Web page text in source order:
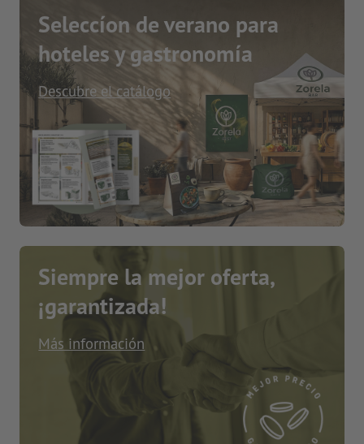
Seleccíon de verano para
hoteles y gastronomía
Descubre el catálogo
Siempre la mejor oferta,
¡garantizada!
Más información